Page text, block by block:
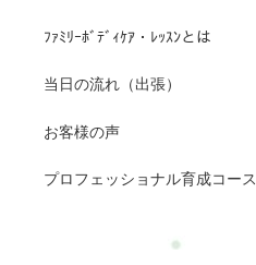
ﾌｧﾐﾘｰﾎﾞﾃﾞｨｹｱ・ﾚｯｽﾝとは
当日の流れ（出張）
お客様の声
プロフェッショナル育成コース